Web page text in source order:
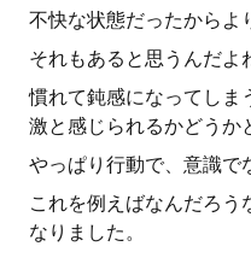
不快な状態だったからよ
それもあると思うんだよ
慣れて鈍感になってしま
激と感じられるかどうか
やっぱり行動で、意識で
これを例えばなんだろう
なりました。